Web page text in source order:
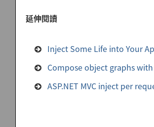
延伸閱讀
Inject Some Life into Your
Compose object graphs
ASP.NET MVC inject per